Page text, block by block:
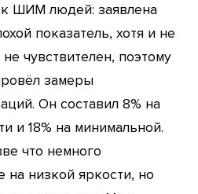
к ШИМ людей: заявлена
показатель, хотя и не
чувствителен, поэтому
замеры
Он составил 8% на
и 18% на минимальной.
что немного
на низкой яркости, но